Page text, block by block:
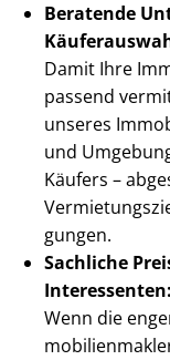
Beratende
Damit Ihre
passend
unseres
und
Käufers –
gun­gen.
Sachliche
Interessenten:
Wenn die